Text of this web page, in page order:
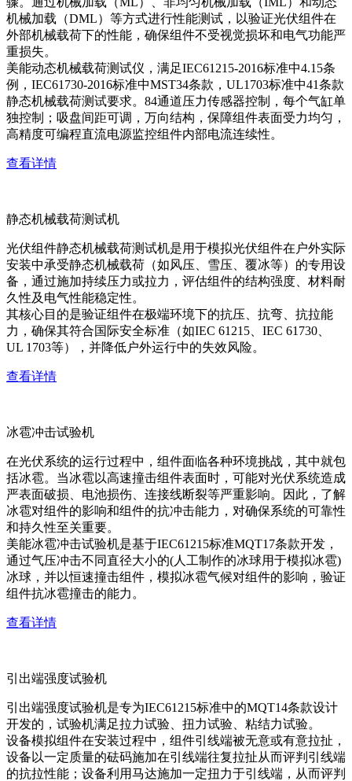
机械加载（DML）等方式进行性能测试，以验证光伏组件在
外部机械载荷下的性能，确保组件不受视觉损坏和电气功能严
重损失。
美能动态机械载荷测试仪，满足IEC61215-2016标准中4.15条
例，IEC61730-2016标准中MST34条款，UL1703标准中41条款
静态机械载荷测试要求。84通道压力传感器控制，每个气缸单
独控制；吸盘间距可调，万向结构，保障组件表面受力均匀，
高精度可编程直流电源监控组件内部电流连续性。
查看详情
静态机械载荷测试机
光伏组件静态机械载荷测试机是用于模拟光伏组件在户外实际
安装中承受静态机械载荷（如风压、雪压、覆冰等）的专用设
备，通过施加持续压力或拉力，评估组件的结构强度、材料耐
久性及电气性能稳定性。
其核心目的是验证组件在极端环境下的抗压、抗弯、抗拉能
力，确保其符合国际安全标准（如IEC 61215、IEC 61730、
UL 1703等），并降低户外运行中的失效风险。
查看详情
冰雹冲击试验机
在光伏系统的运行过程中，组件面临各种环境挑战，其中就包
括冰雹。当冰雹以高速撞击组件表面时，可能对光伏系统造成
严表面破损、电池损伤、连接线断裂等严重影响。因此，了解
冰雹对组件的影响和组件的抗冲击能力，对确保系统的可靠性
和持久性至关重要。
美能冰雹冲击试验机是基于IEC61215标准MQT17条款开发，
通过气压冲击不同直径大小的(人工制作的冰球用于模拟冰雹)
冰球，并以恒速撞击组件，模拟冰雹气候对组件的影响，验证
组件抗冰雹撞击的能力。
查看详情
引出端强度试验机
引出端强度试验机是专为IEC61215标准中的MQT14条款设计
开发的，试验机满足拉力试验、扭力试验、粘结力试验。
设备模拟组件在安装过程中，组件引线端被无意或有意拉扯，
设备以一定质量的砝码施加在引线端往复拉扯从而评判引线端
的抗拉性能；设备利用马达施加一定扭力于引线端，从而评判